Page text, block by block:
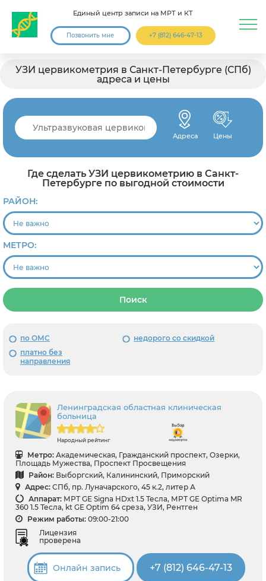
Единый центр записи на МРТ и КТ
Позвонить мне +7 (812) 646-47-13
УЗИ цервикометрия в Санкт-Петербурге (СПб)
адреса и цены
Адреса Цены
Где сделать УЗИ цервикометрию в Санкт-
Петербурге по выгодной стоимости
РАЙОН:
МЕТРО:
Поиск
по ОМС
недорого со скидкой
платно без
направления
Ленинградская областная клиническая
больница
Народный рейтинг
Метро: Академическая, Гражданский проспект, Озерки,
Площадь Мужества, Проспект Просвещения
Район: Выборгский, Калининский, Приморский
Адрес: СПб, пр. Луначарского, 45 к.2, литер А
Аппарат: МРТ GE Signa HDxt 1.5 Тесла, МРТ GE Optima MR
360 1.5 Тесла, kt GE Optim 64 среза, УЗИ, Рентген
Режим работы: 09:00-21:00
Лицензия
проверена
Онлайн запись +7 (812) 646-47-13